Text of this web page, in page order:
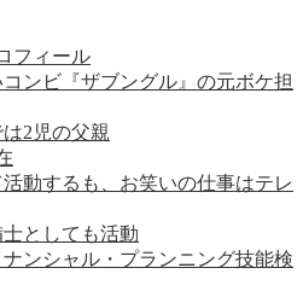
フィール
ンビ『ザブングル』の元ボケ担
2児の父親
動するも、お笑いの仕事はテレ
としても活動
ンシャル・プランニング技能検